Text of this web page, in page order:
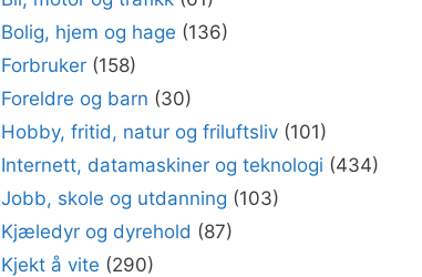
Bolig, hjem og hage (136)
Forbruker (158)
Foreldre og barn (30)
Hobby, fritid, natur og friluftsliv (101)
Internett, datamaskiner og teknologi (434)
Jobb, skole og utdanning (103)
Kjæledyr og dyrehold (87)
Kjekt å vite (290)